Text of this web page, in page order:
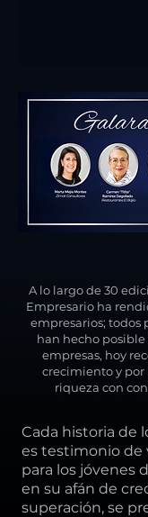
A lo largo de 30
Empresario ha
empresarios; todos
han hecho
empresas, hoy
crecimiento y por
riqueza con
Cada historia de
es testimonio de
para los jóvenes
en su afán de
superación, se